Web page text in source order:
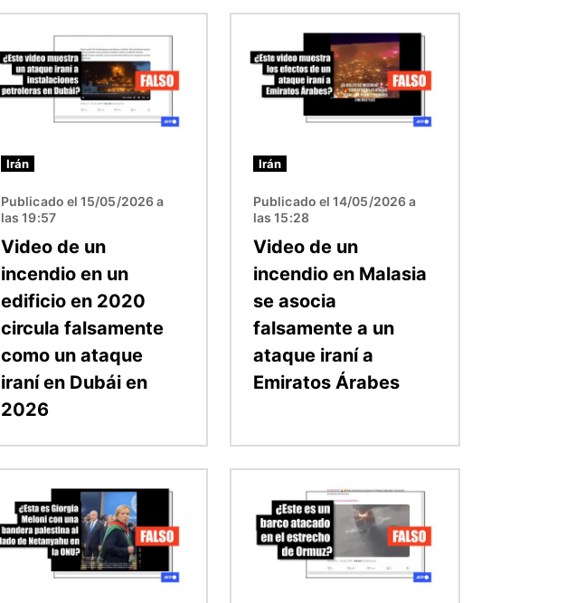
Irán
Publicado el 15/05/2026 a
las 19:57
Video de un
incendio en un
edificio en 2020
circula falsamente
como un ataque
iraní en Dubái en
2026
Irán
Publicado el 14/05/2026 a
las 15:28
Video de un
incendio en Malasia
se asocia
falsamente a un
ataque iraní a
Emiratos Árabes